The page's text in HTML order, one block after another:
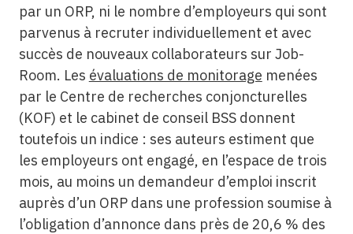
par un ORP, ni le nombre d’employeurs qui sont
parvenus à recruter individuellement et avec
succès de nouveaux collaborateurs sur Job-
Room. Les évaluations de monitorage menées
par le Centre de recherches conjoncturelles
(KOF) et le cabinet de conseil BSS donnent
toutefois un indice : ses auteurs estiment que
les employeurs ont engagé, en l’espace de trois
mois, au moins un demandeur d’emploi inscrit
auprès d’un ORP dans une profession soumise à
l’obligation d’annonce dans près de 20,6 % des